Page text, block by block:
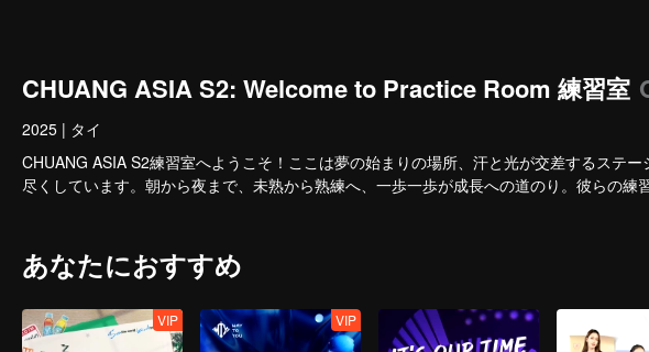
CHUANG ASIA S2: Welcome to Practice Room 練習室
2025 | タイ
CHUANG ASIA S2練習室へようこそ！ここは夢の始まりの場所、汗と光が交差するステ
尽くしています。朝から夜まで、未熟から熟練へ、一歩一歩が成長への道のり。彼らの練
あなたにおすすめ
VIP VIP